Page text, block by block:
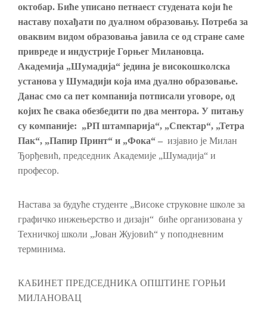
октобар. Биће уписано петнаест студената који ће
наставу похађати по дуалном образовању. Потреба за
оваквим видом образовања јавила се од стране саме
привреде и индустрије Горњег Милановца.
Академија „Шумадија“ једина је високошколска
установа у Шумадији која има дуално образовање.
Данас смо са пет компанија потписали уговоре, од
којих ће свака обезбедити по два ментора. У питању
су компаније: „РП штампарија“, „Спектар“, „Тетра
Пак“, „Папир Принт“ и „Фока“ – изјавио је Милан
Ђорђевић, председник Академије „Шумадија“ и
професор.
Настава за будуће студенте „Високе струковне школе за
графичко инжењерство и дизајн“ биће организована у
Техничкој школи „Јован Жујовић“ у поподневним
терминима.
КАБИНЕТ ПРЕДСЕДНИКА ОПШТИНЕ ГОРЊИ
МИЛАНОВАЦ